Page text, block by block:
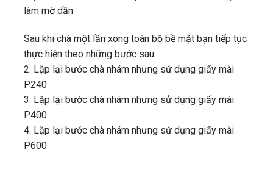
làm mờ dần
Sau khi chà một lần xong toàn bộ bề mặt bạn tiếp tục
thực hiện theo những bước sau
2. Lặp lại bước chà nhám nhưng sử dụng giấy mài
P240
3. Lặp lại bước chà nhám nhưng sử dụng giấy mài
P400
4. Lặp lại bước chà nhám nhưng sử dụng giấy mài
P600